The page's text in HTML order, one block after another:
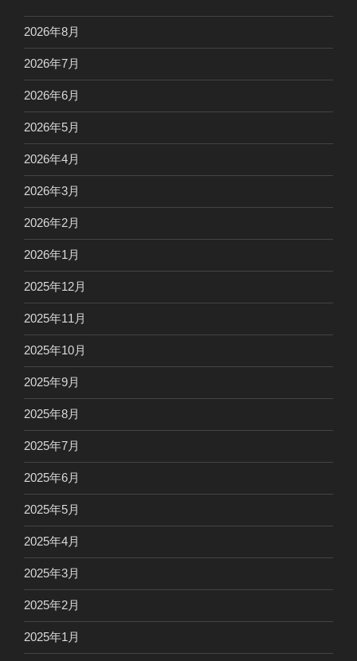
2026年8月
2026年7月
2026年6月
2026年5月
2026年4月
2026年3月
2026年2月
2026年1月
2025年12月
2025年11月
2025年10月
2025年9月
2025年8月
2025年7月
2025年6月
2025年5月
2025年4月
2025年3月
2025年2月
2025年1月